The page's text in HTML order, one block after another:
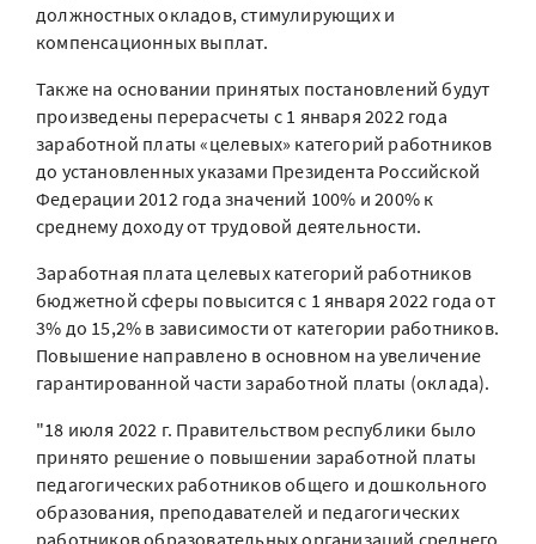
должностных окладов, стимулирующих и
компенсационных выплат.
Также на основании принятых постановлений будут
произведены перерасчеты с 1 января 2022 года
заработной платы «целевых» категорий работников
до установленных указами Президента Российской
Федерации 2012 года значений 100% и 200% к
среднему доходу от трудовой деятельности.
Заработная плата целевых категорий работников
бюджетной сферы повысится с 1 января 2022 года от
3% до 15,2% в зависимости от категории работников.
Повышение направлено в основном на увеличение
гарантированной части заработной платы (оклада).
"18 июля 2022 г. Правительством республики было
принято решение о повышении заработной платы
педагогических работников общего и дошкольного
образования, преподавателей и педагогических
работников образовательных организаций среднего